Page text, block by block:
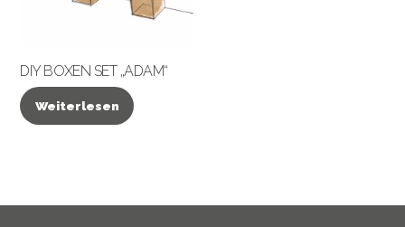
DIY BOXEN SET „ADAM“
Weiterlesen